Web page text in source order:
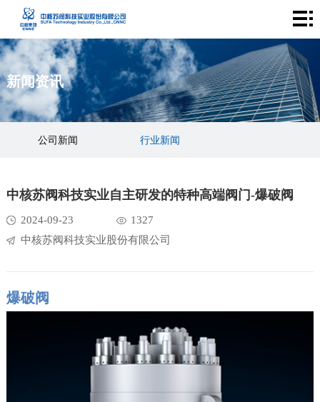
页
产
品
中
中
核
成
讯
我
联
系
们
新闻资讯
公司新闻 行业新闻
中核苏阀科技实业自主研发的特种高端阀门-爆破阀
2024-09-23
1327
中核苏阀科技实业股份有限公司
爆破阀